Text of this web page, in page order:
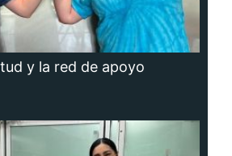
y la red de apoyo